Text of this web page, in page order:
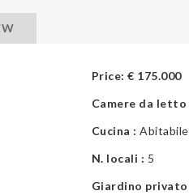
Price:€ 175.000
Camere da letto
Cucina :Abitabile
N. locali : 5
Giardino